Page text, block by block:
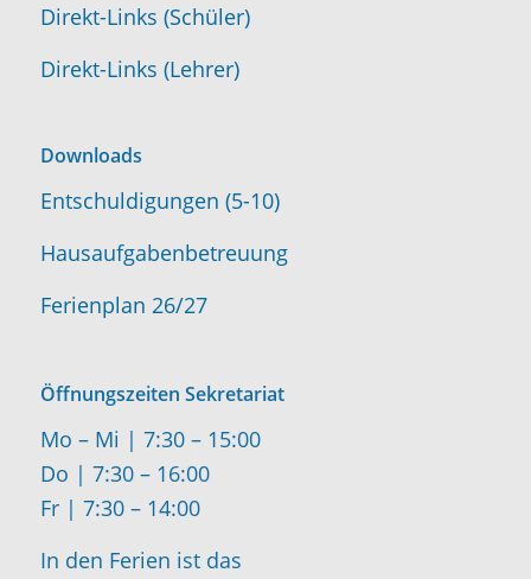
Direkt-Links (Schüler)
Direkt-Links (Lehrer)
Downloads
Entschuldigungen (5-10)
Hausaufgabenbetreuung
Ferienplan 26/27
Öffnungszeiten Sekretariat
Mo – Mi | 7:30 – 15:00
Do | 7:30 – 16:00
Fr | 7:30 – 14:00
In den Ferien ist das